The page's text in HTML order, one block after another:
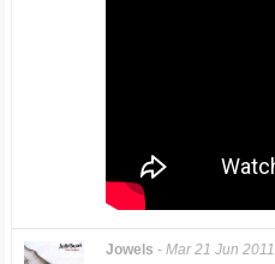
Jowels - Mar 21 Jun 2011